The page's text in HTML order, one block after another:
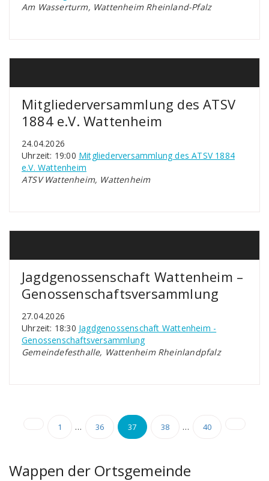
Am Wasserturm, Wattenheim Rheinland-Pfalz
Mitgliederversammlung des ATSV
1884 e.V. Wattenheim
24.04.2026
Uhrzeit: 19:00 Mitgliederversammlung des ATSV 1884
e.V. Wattenheim
ATSV Wattenheim, Wattenheim
Jagdgenossenschaft Wattenheim –
Genossenschaftsversammlung
27.04.2026
Uhrzeit: 18:30 Jagdgenossenschaft Wattenheim -
Genossenschaftsversammlung
Gemeindefesthalle, Wattenheim Rheinlandpfalz
Seitennummerierung
Beiträge
1 … 36 37 38 … 40
Wappen der Ortsgemeinde